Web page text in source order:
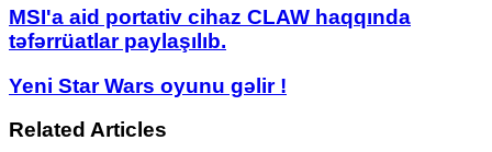
MSI'a
aid
portativ
CLAW
təfərrüatlar
MSI'a aid portativ cihaz CLAW haqqında
təfərrüatlar paylaşılıb.
Yeni
Wars
oyunu
Yeni Star Wars oyunu gəlir !
Related Articles